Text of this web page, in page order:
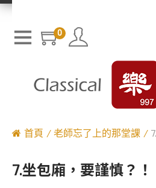
0
首頁 老師忘了上的那堂課
7.坐包廂，要謹慎？！